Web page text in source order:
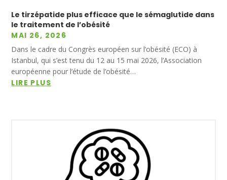
Le tirzépatide plus efficace que le sémaglutide dans
le traitement de l’obésité
MAI 26, 2026
Dans le cadre du Congrès européen sur l’obésité (ECO) à
Istanbul, qui s’est tenu du 12 au 15 mai 2026, l’Association
européenne pour l’étude de l’obésité…
LIRE PLUS